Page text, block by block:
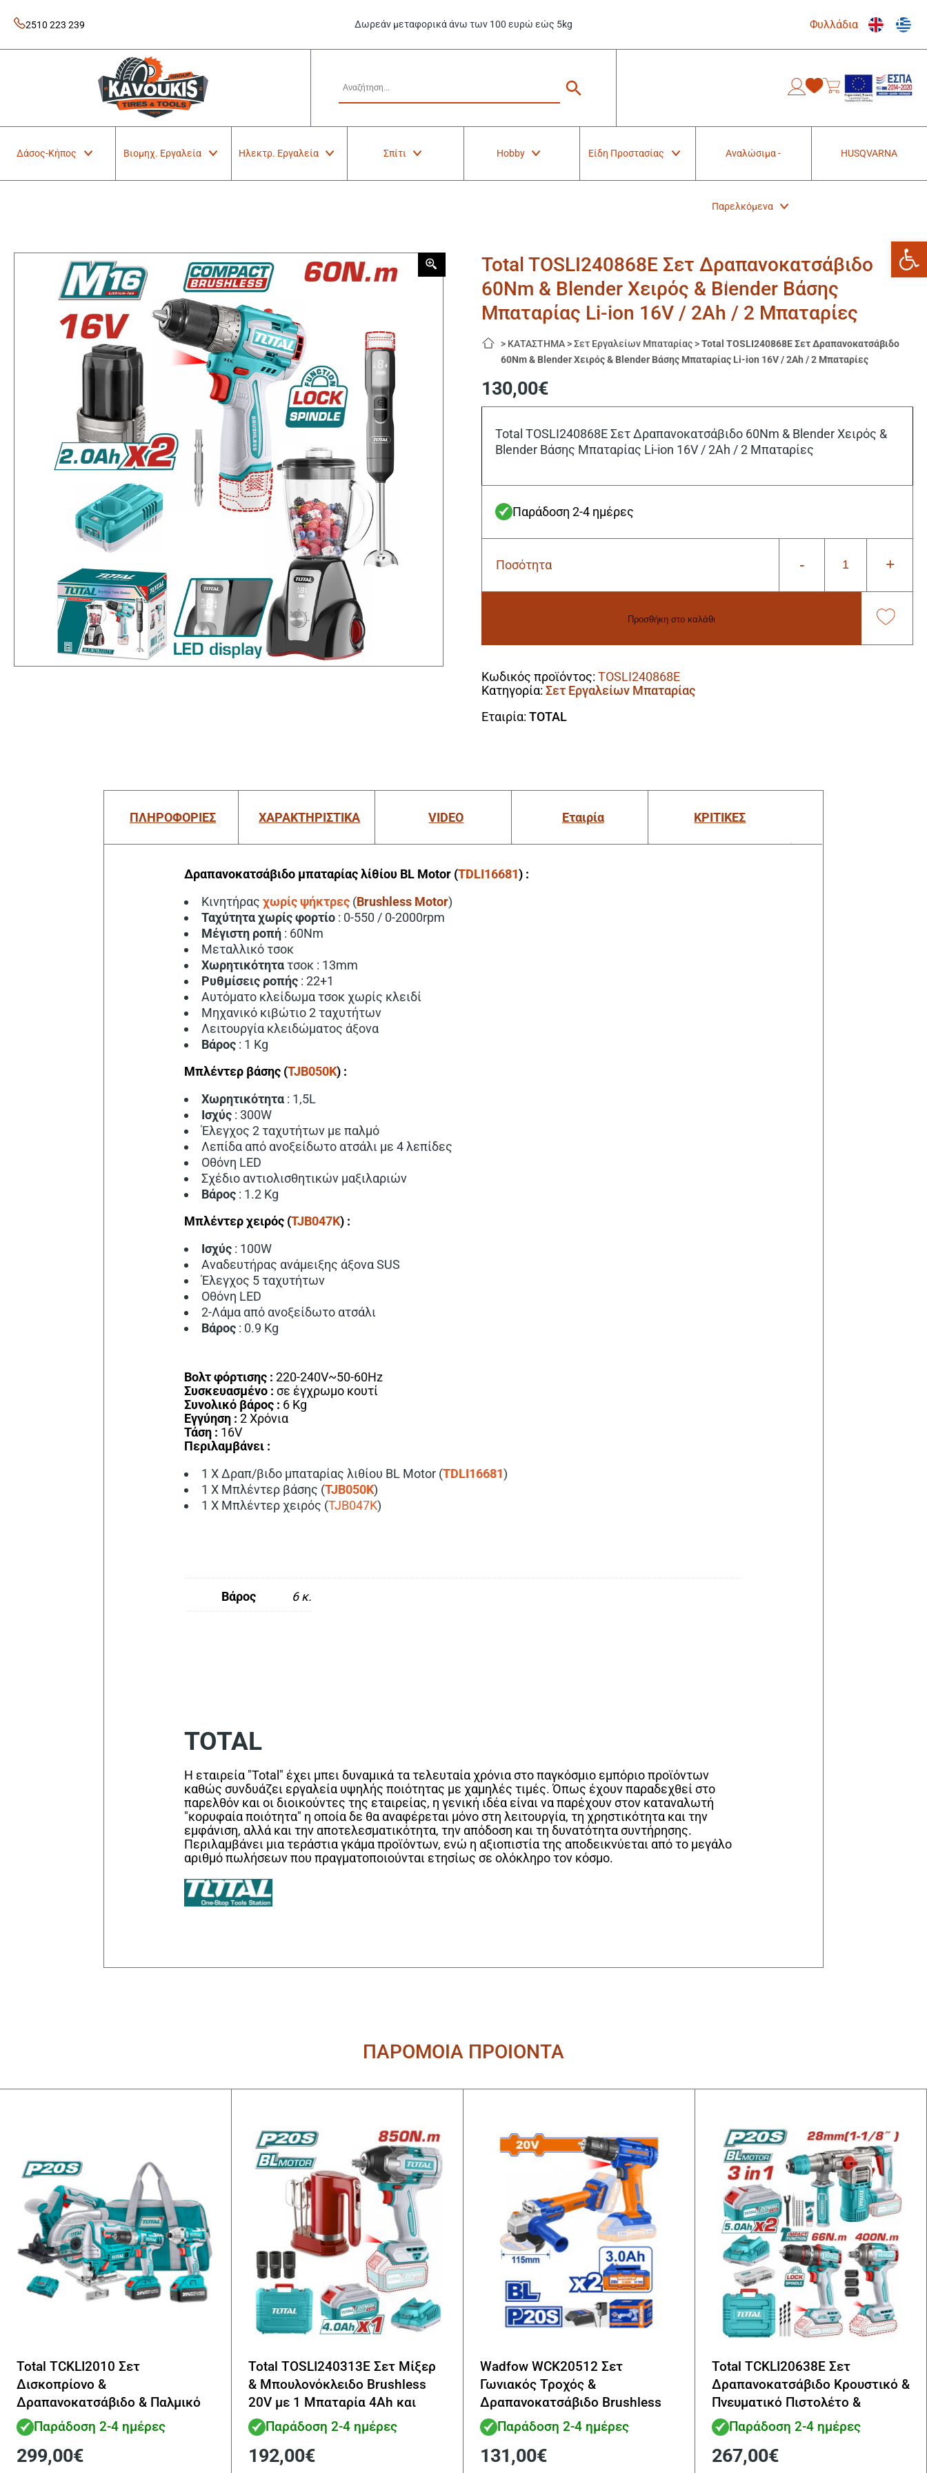
content
2510 223 239 Δωρεάν μεταφορικά άνω των 100 ευρώ εώς 5kg Φυλλάδια
Kavoukis Tools
Tires & Tools
Δάσος-Κήπος Βιομηχ. Εργαλεία Ηλεκτρ. Εργαλεία Σπίτι Hobby Είδη Προστασίας Αναλώσιμα -
Παρελκόμενα
HUSQVARNA
Total TOSLI240868E Σετ Δραπανοκατσάβιδο
60Nm & Blender Χειρός & Blender Βάσης
Μπαταρίας Li-ion 16V / 2Ah / 2 Μπαταρίες
> ΚΑΤΑΣΤΗΜΑ >Σετ Εργαλείων Μπαταρίας >Total TOSLI240868E Σετ Δραπανοκατσάβιδο
60Nm & Blender Χειρός & Blender Βάσης Μπαταρίας Li-ion 16V / 2Ah / 2 Μπαταρίες
130,00€
Total TOSLI240868E Σετ Δραπανοκατσάβιδο 60Nm & Blender Χειρός &
Blender Βάσης Μπαταρίας Li-ion 16V / 2Ah / 2 Μπαταρίες
Παράδοση 2-4 ημέρες
Ποσότητα -
Total
Χειρός
&
Blender
Βάσης
Μπαταρίας
2Ah
ποσότητα
+
Προσθήκη στο καλάθι
Κωδικός προϊόντος:TOSLI240868E
Κατηγορία:Σετ Εργαλείων Μπαταρίας
Εταιρία: TOTAL
ΠΛΗΡΟΦΟΡΙΕΣ ΧΑΡΑΚΤΗΡΙΣΤΙΚΑ VIDEO Εταιρία ΚΡΙΤΙΚΕΣ
Δραπανοκατσάβιδο μπαταρίας λίθίου BL Motor (TDLI16681) :
Κινητήραςχωρίς ψήκτρες (Brushless Motor)
Ταχύτητα χωρίς φορτίο : 0-550 / 0-2000rpm
Μέγιστη ροπή : 60Nm
Μεταλλικό τσοκ
Χωρητικότητατσοκ : 13mm
Ρυθμίσεις ροπής : 22+1
Αυτόματο κλείδωμα τσοκ χωρίς κλειδί
Μηχανικό κιβώτιο 2 ταχυτήτων
Λειτουργία κλειδώματος άξονα
Βάρος : 1 Kg
Μπλέντερ βάσης (TJB050K) :
Χωρητικότητα : 1,5L
Ισχύς : 300W
Έλεγχος 2 ταχυτήτων με παλμό
Λεπίδα από ανοξείδωτο ατσάλι με 4 λεπίδες
Οθόνη LED
Σχέδιο αντιολισθητικών μαξιλαριών
Βάρος : 1.2 Kg
Μπλέντερ χειρός (TJB047K) :
Ισχύς : 100W
Αναδευτήρας ανάμειξης άξονα SUS
Έλεγχος 5 ταχυτήτων
Οθόνη LED
2-Λάμα από ανοξείδωτο ατσάλι
Βάρος : 0.9 Kg
Βολτ φόρτισης :220-240V~50-60Hz
Συσκευασμένο :σε έγχρωμο κουτί
Συνολικό βάρος : 6 Kg
Εγγύηση :2 Χρόνια
Τάση : 16V
Περιλαμβάνει :
1 Χ Δραπ/βιδο μπαταρίας λιθίου BL Motor (TDLI16681)
1 Χ Μπλέντερ βάσης (TJB050K)
1 Χ Μπλέντερ χειρός (TJB047K)
Βάρος 6 κ.
TOTAL
Η εταιρεία "Total" έχει μπει δυναμικά τα τελευταία χρόνια στο παγκόσμιο εμπόριο προϊόντων
καθώς συνδυάζει εργαλεία υψηλής ποιότητας με χαμηλές τιμές. Όπως έχουν παραδεχθεί στο
παρελθόν και οι διοικούντες της εταιρείας, η γενική ιδέα είναι να παρέχουν στον καταναλωτή
"κορυφαία ποιότητα" η οποία δε θα αναφέρεται μόνο στη λειτουργία, τη χρηστικότητα και την
εμφάνιση, αλλά και την αποτελεσματικότητα, την απόδοση και τη δυνατότητα συντήρησης.
Περιλαμβάνει μια τεράστια γκάμα προϊόντων, ενώ η αξιοπιστία της αποδεικνύεται από το μεγάλο
αριθμό πωλήσεων που πραγματοποιούνται ετησίως σε ολόκληρο τον κόσμο.
ΠΑΡΟΜΟΙΑ ΠΡΟΙΟΝΤΑ
Total TCKLI2010 Σετ
Δισκοπρίονο &
Δραπανοκατσάβιδο & Παλμικό
Κατσαβίδι & Σέγα 20V με 2
Μπαταρίες 4Ah και Θήκη
Παράδοση 2-4 ημέρες
299,00€
Total TOSLI240313E Σετ Μίξερ
& Μπουλονόκλειδο Brushless
20V με 1 Μπαταρία 4Ah και
ΘήκηΠαράδοση 2-4 ημέρες
192,00€
Wadfow WCK20512 Σετ
Γωνιακός Τροχός &
Δραπανοκατσάβιδο Brushless
20V με 2 Μπαταρίες 3Ah
Παράδοση 2-4 ημέρες
131,00€
Total TCKLI20638E Σετ
Δραπανοκατσάβιδο Κρουστικό &
Πνευματικό Πιστολέτο &
Μπουλονόκλειδο Μπαταρίας. Li-
ion 20V
Παράδοση 2-4 ημέρες
267,00€